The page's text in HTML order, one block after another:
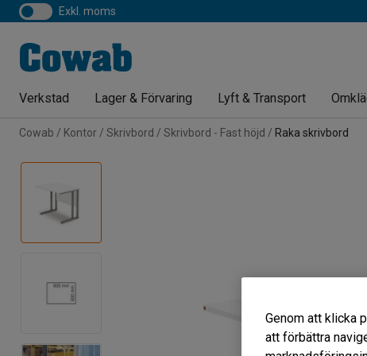
exkl. moms
Verkstad Lager & Förvaring Lyft & Transport
Cowab Kontor Skrivbord Skrivbord - Fast höjd Raka skrivbord
Genom att klicka
att förbättra